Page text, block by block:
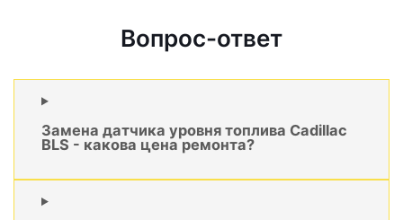
Вопрос-ответ
Замена датчика уровня топлива Cadillac
BLS - какова цена ремонта?